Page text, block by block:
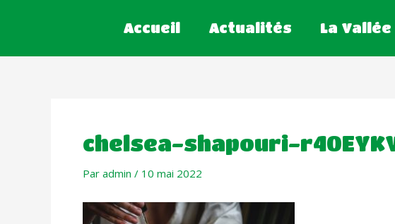
Accueil Actualités La Vallée
chelsea-shapouri-
Par admin / 10 mai 2022